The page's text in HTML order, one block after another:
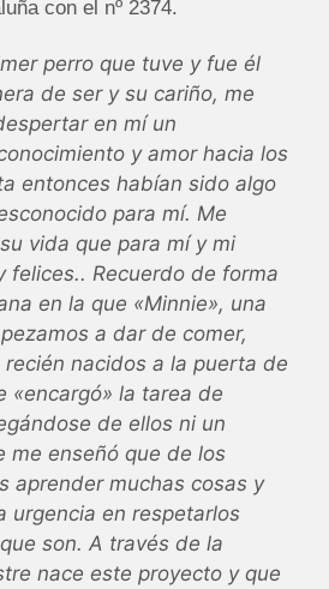
con el nº 2374.
perro que tuve y fue él
de ser y su cariño, me
r en mí un
y amor hacia los
entonces habían sido algo
para mí. Me
vida que para mí y mi
felices.. Recuerdo de forma
en la que «Minnie», una
a dar de comer,
nacidos a la puerta de
«encargó» la tarea de
de ellos ni un
me enseñó que de los
aprender muchas cosas y
urgencia en respetarlos
son. A través de la
nace este proyecto y que